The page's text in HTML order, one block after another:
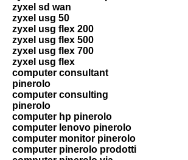
zyxel sd wan
zyxel usg 50
zyxel usg flex 200
zyxel usg flex 500
zyxel usg flex 700
zyxel usg flex
computer consultant
pinerolo
computer consulting
pinerolo
computer hp pinerolo
computer lenovo pinerolo
computer monitor pinerolo
computer pinerolo prodotti